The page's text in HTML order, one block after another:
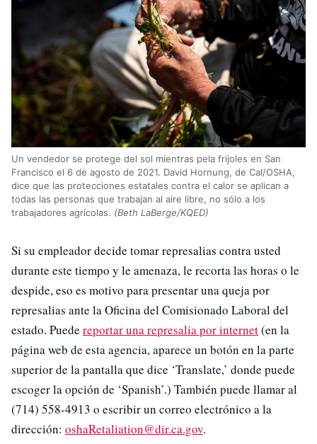
Un vendedor se protege del sol mientras pela frijoles en San
Francisco el 6 de agosto de 2021. David Hornung, de Cal/OSHA,
dice que las protecciones estatales contra el calor se aplican a
todas las personas que trabajan al aire libre, no sólo a los
trabajadores agrícolas. (Beth LaBerge/KQED)
Si su empleador decide tomar represalias contra usted
durante este tiempo y le amenaza, le recorta las horas o le
despide, eso es motivo para presentar una queja por
represalias ante la Oficina del Comisionado Laboral del
estado. Puede reportar una represalia por internet(en la
página web de esta agencia, aparece un botón en la parte
superior de la pantalla que dice ‘Translate,’ donde puede
escoger la opción de ‘Spanish’.) También puede llamar al
(714) 558-4913 o escribir un correo electrónico a la
dirección: oshaRetaliation@dir.ca.gov.